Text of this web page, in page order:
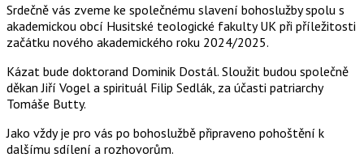
Srdečně vás zveme ke společnému slavení bohoslužby spolu s
akademickou obcí Husitské teologické fakulty UK při příležitosti
začátku nového akademického roku 2024/2025.
Kázat bude doktorand Dominik Dostál. Sloužit budou společně
děkan Jiří Vogel a spirituál Filip Sedlák, za účasti patriarchy
Tomáše Butty.
Jako vždy je pro vás po bohoslužbě připraveno pohoštění k
dalšímu sdílení a rozhovorům.